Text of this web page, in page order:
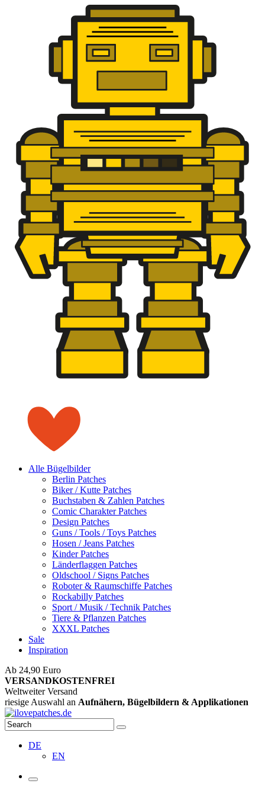
Alle Bügelbilder
Berlin Patches
Biker / Kutte Patches
Buchstaben & Zahlen Patches
Comic Charakter Patches
Design Patches
Guns / Tools / Toys Patches
Hosen / Jeans Patches
Kinder Patches
Länderflaggen Patches
Oldschool / Signs Patches
Roboter & Raumschiffe Patches
Rockabilly Patches
Sport / Musik / Technik Patches
Tiere & Pflanzen Patches
XXXL Patches
Sale
Inspiration
Ab 24,90 Euro
VERSANDKOSTENFREI
Weltweiter Versand
riesige Auswahl an Aufnähern, Bügelbildern & Applikationen
DE
EN